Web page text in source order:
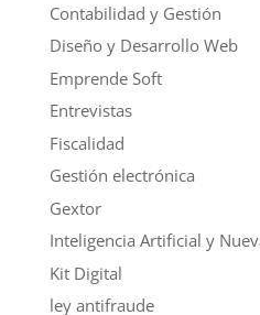
Contabilidad y Gestión
Diseño y Desarrollo Web
Emprende Soft
Entrevistas
Fiscalidad
Gestión electrónica
Gextor
Inteligencia Artificial y
Kit Digital
ley antifraude